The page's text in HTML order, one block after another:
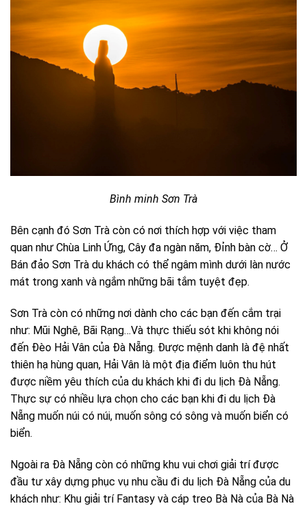
Bình minh Sơn Trà
Bên cạnh đó Sơn Trà còn có nơi thích hợp với việc tham
quan như Chùa Linh Ứng, Cây đa ngàn năm, Đỉnh bàn cờ… Ở
Bán đảo Sơn Trà du khách có thể ngâm mình dưới làn nước
mát trong xanh và ngắm những bãi tắm tuyệt đẹp.
Sơn Trà còn có những nơi dành cho các bạn đến cắm trại
như: Mũi Nghê, Bãi Rạng…Và thực thiếu sót khi không nói
đến Đèo Hải Vân của Đà Nẵng. Được mệnh danh là đệ nhất
thiên hạ hùng quan, Hải Vân là một địa điểm luôn thu hút
được niềm yêu thích của du khách khi đi du lịch Đà Nẵng.
Thực sự có nhiều lựa chọn cho các bạn khi đi du lịch Đà
Nẵng muốn núi có núi, muốn sông có sông và muốn biển có
biển.
Ngoài ra Đà Nẵng còn có những khu vui chơi giải trí được
đầu tư xây dựng phục vụ nhu cầu đi du lịch Đà Nẵng của du
khách như: Khu giải trí Fantasy và cáp treo Bà Nà của Bà Nà